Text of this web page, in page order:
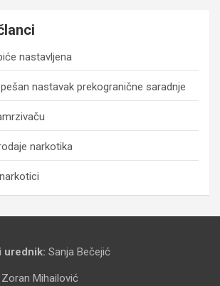
nastavljena
nastavak prekogranične saradnje
narkotika
urednik: Sanja Bečejić
Zoran Mihailović